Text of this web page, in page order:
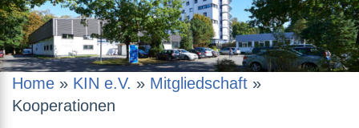
Home » KIN e.V. » Mitgliedschaft »
Kooperationen